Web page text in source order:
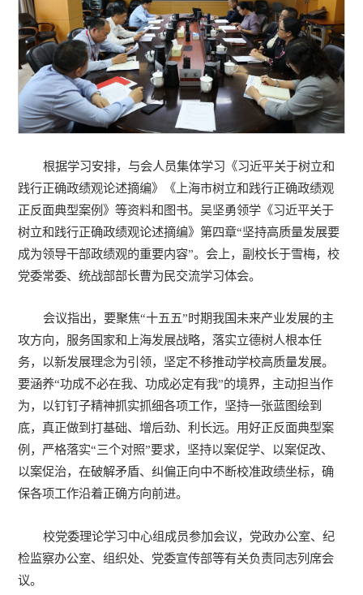
根据学习安排，与会人员集体学习《习近平关于树立和
践行正确政绩观论述摘编》《上海市树立和践行正确政绩观
正反面典型案例》等资料和图书。吴坚勇领学《习近平关于
树立和践行正确政绩观论述摘编》第四章“坚持高质量发展要
成为领导干部政绩观的重要内容”。会上，副校长于雪梅，校
党委常委、统战部部长曹为民交流学习体会。
会议指出，要聚焦“十五五”时期我国未来产业发展的主
攻方向，服务国家和上海发展战略，落实立德树人根本任
务，以新发展理念为引领，坚定不移推动学校高质量发展。
要涵养“功成不必在我、功成必定有我”的境界，主动担当作
为，以钉钉子精神抓实抓细各项工作，坚持一张蓝图绘到
底，真正做到打基础、增后劲、利长远。用好正反面典型案
例，严格落实“三个对照”要求，坚持以案促学、以案促改、
以案促治，在破解矛盾、纠偏正向中不断校准政绩坐标，确
保各项工作沿着正确方向前进。
校党委理论学习中心组成员参加会议，党政办公室、纪
检监察办公室、组织处、党委宣传部等有关负责同志列席会
议。